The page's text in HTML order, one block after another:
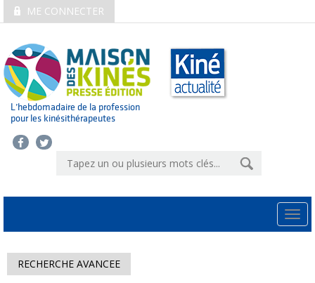
ME CONNECTER
L’hebdomadaire de la profession
pour les kinésithérapeutes
RECHERCHE AVANCEE